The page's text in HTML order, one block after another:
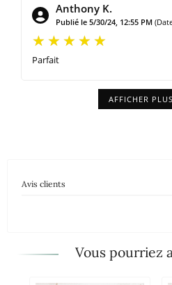
Anthony K.
Publié le 5/30/24, 12:55 PM
Parfait
AFFICHER
Avis clients
Vous pourriez